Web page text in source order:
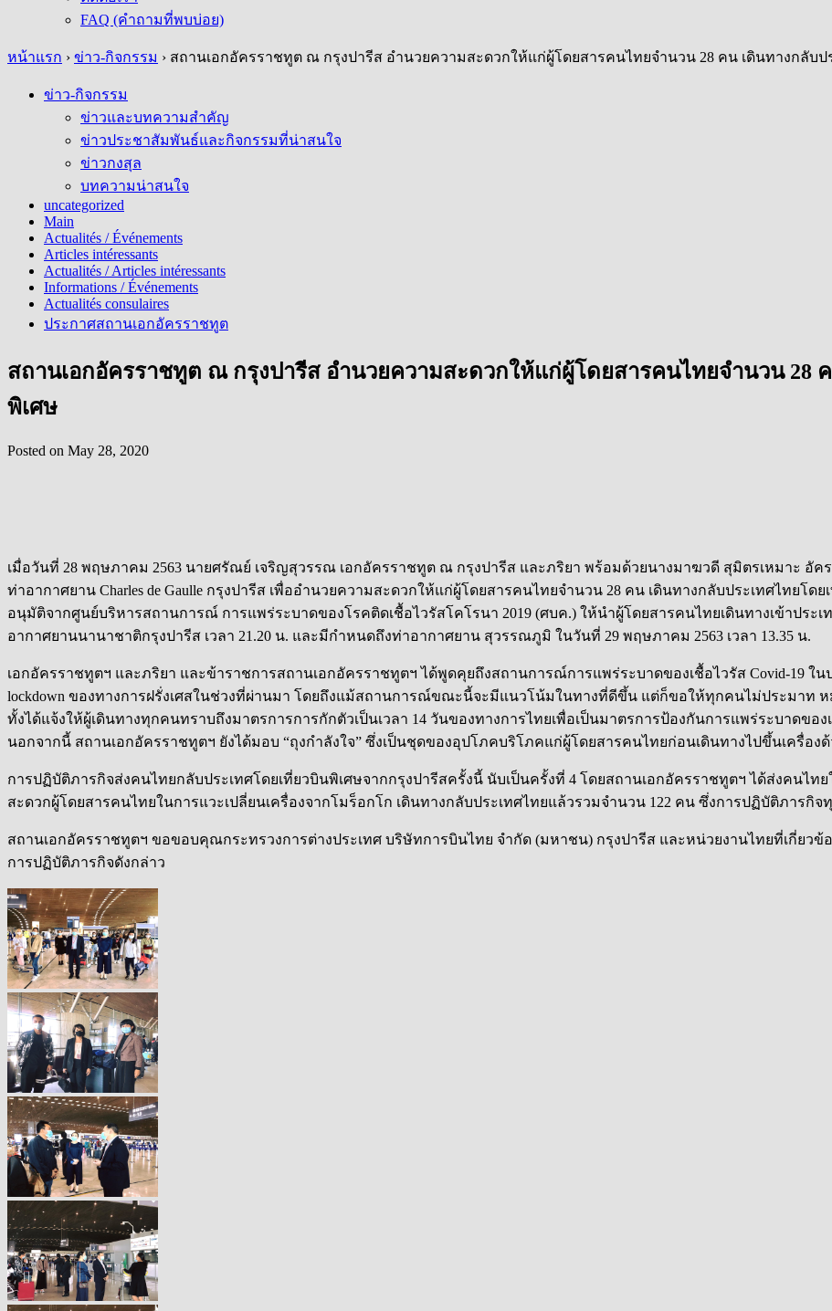
FAQ (คำถามที่พบบ่อย)
หน้าแรก › ข่าว-กิจกรรม › สถานเอกอัครราชทูต ณ กรุงปารีส อำนวยความสะดวกให้แก่ผู้โดยสารคนไทยจำนวน 28 คน เดินทางกลับป
ข่าว-กิจกรรม
ข่าวและบทความสำคัญ
ข่าวประชาสัมพันธ์และกิจกรรมที่น่าสนใจ
ข่าวกงสุล
บทความน่าสนใจ
uncategorized
Main
Actualités / Événements
Articles intéressants
Actualités / Articles intéressants
Informations / Événements
Actualités consulaires
ประกาศสถานเอกอัครราชทูต
สถานเอกอัครราชทูต ณ กรุงปารีส อำนวยความสะดวกให้แก่ผู้โดยสารคนไทยจำนวน 28
พิเศษ
Posted on May 28, 2020
เมื่อวันที่ 28 พฤษภาคม 2563 นายศรัณย์ เจริญสุวรรณ เอกอัครราชทูต ณ กรุงปารีส และภริยา พร้อมด้วยนางมาฆวดี สุมิตรเหมาะ อัค
ท่าอากาศยาน Charles de Gaulle กรุงปารีส เพื่ออำนวยความสะดวกให้แก่ผู้โดยสารคนไทยจำนวน 28 คน เดินทางกลับประเทศไทยโด
อนุมัติจากศูนย์บริหารสถานการณ์ การแพร่ระบาดของโรคติดเชื้อไวรัสโคโรนา 2019 (ศบค.) ให้นำผู้โดยสารคนไทยเดินทางเข้าประเ
อากาศยานนานาชาติกรุงปารีส เวลา 21.20 น. และมีกำหนดถึงท่าอากาศยาน สุวรรณภูมิ ในวันที่ 29 พฤษภาคม 2563 เวลา 13.35 น.
เอกอัครราชทูตฯ และภริยา และข้าราชการสถานเอกอัครราชทูตฯ ได้พูดคุยถึงสถานการณ์การแพร่ระบาดของเชื้อไวรัส Covid-19 ใ
lockdown ของทางการฝรั่งเศสในช่วงที่ผ่านมา โดยถึงแม้สถานการณ์ขณะนี้จะมีแนวโน้มในทางที่ดีขึ้น แต่ก็ขอให้ทุกคนไม่ประมาท
ทั้งได้แจ้งให้ผู้เดินทางทุกคนทราบถึงมาตรการการกักตัวเป็นเวลา 14 วันของทางการไทยเพื่อเป็นมาตรการป้องกันการแพร่ระบาด
นอกจากนี้ สถานเอกอัครราชทูตฯ ยังได้มอบ “ถุงกำลังใจ” ซึ่งเป็นชุดของอุปโภคบริโภคแก่ผู้โดยสารคนไทยก่อนเดินทางไปขึ้นเครื่องด้
การปฏิบัติภารกิจส่งคนไทยกลับประเทศโดยเที่ยวบินพิเศษจากกรุงปารีสครั้งนี้ นับเป็นครั้งที่ 4 โดยสถานเอกอัครราชทูตฯ ได้ส่งคนไท
สะดวกผู้โดยสารคนไทยในการแวะเปลี่ยนเครื่องจากโมร็อกโก เดินทางกลับประเทศไทยแล้วรวมจำนวน 122 คน ซึ่งการปฏิบัติภารกิจ
สถานเอกอัครราชทูตฯ ขอขอบคุณกระทรวงการต่างประเทศ บริษัทการบินไทย จำกัด (มหาชน) กรุงปารีส และหน่วยงานไทยที่เกี่ยว
การปฏิบัติภารกิจดังกล่าว